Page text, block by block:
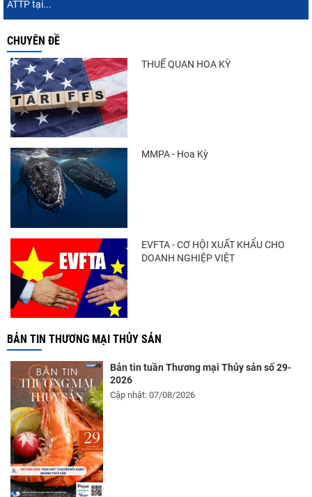
ATTP tại...
CHUYÊN ĐỀ
THUẾ QUAN HOA KỲ
MMPA - Hoa Kỳ
EVFTA - CƠ HỘI XUẤT KHẨU CHO
DOANH NGHIỆP VIỆT
BẢN TIN THƯƠNG MẠI THỦY SẢN
Bản tin tuần Thương mại Thủy sản số 29-
2026
Cập nhật: 07/08/2026